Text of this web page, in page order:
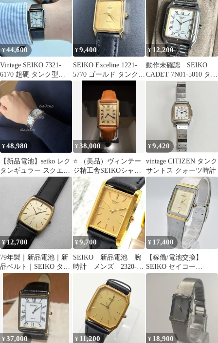
¥ 44,600
Vintage SEIKO 7321-
6170 超硬 タンク型
1986年
¥9,400
SEIKO Exceline 1221-
5770 ゴールド タンク
¥12,200
動作未確認 SEIKO
CADET 7N01-5010 タン
ク ローマン 腕時計
¥48,980
【新品電池】seiko レク
タンギュラー スクエア
ヴィンテージ tank 美品
¥38,000
⭐️ （美品）ヴィンテー
ジ精工舎SEIKOシャリ
オ 2針 タンククォーツ
レディース
¥9,420
vintage CITIZEN タンク
サントス クォーツ時計
¥12,700
79年製｜新品電池｜新
品ベルト｜SEIKO タン
ク 7830-5040｜稼働品
¥9,700
SEIKO 新品電池 腕
時計 メンズ 2320-
ゴールド
¥ 17,400
【稼働/電池交換】
SEIKO セイコー
SPIRIT メンズ腕時計
¥37,000 ¥ 11,200 ¥ 18,900